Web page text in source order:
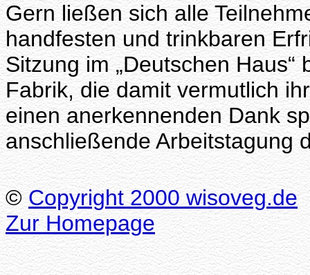
Gern ließen sich alle
handfesten und trinkbaren
Sitzung im „Deutschen
Fabrik, die damit vermutlich
einen anerkennenden Dank
anschließende Arbeitstagung
© Copyright 2000 wisoveg.de
Zur Homepage